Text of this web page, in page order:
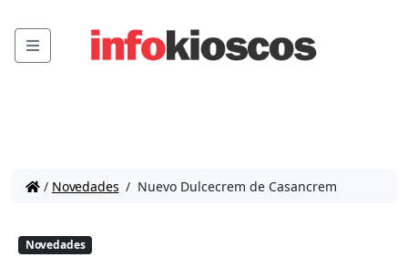
Menu
/ Novedades / Nuevo Dulcecrem de Casancrem
Novedades